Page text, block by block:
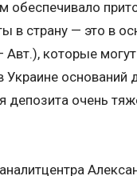
обеспечивало
в страну — это в
которые
оснований
очень